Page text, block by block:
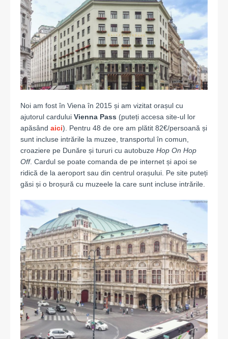
Noi am fost în Viena în 2015 și am vizitat orașul cu
ajutorul cardului Vienna Pass (puteți accesa site-ul lor
apăsând aici). Pentru 48 de ore am plătit 82€/persoană și
sunt incluse intrările la muzee, transportul în comun,
croaziere pe Dunăre și tururi cu autobuze Hop On Hop
Off. Cardul se poate comanda de pe internet și apoi se
ridică de la aeroport sau din centrul orașului. Pe site puteți
găsi și o broșură cu muzeele la care sunt incluse intrările.